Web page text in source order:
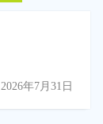
2026年7月31日